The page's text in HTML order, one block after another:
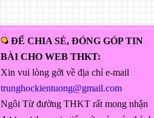
ĐỂ CHIA SẺ, ĐÓNG GÓP TIN
BÀI CHO WEB THKT:
Xin vui lòng gởi về địa chỉ e-mail
trunghockientuong@gmail.com
Ngôi Từ đường THKT rất mong nhận